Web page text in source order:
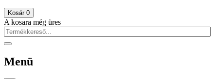
Kosár 0
A kosara még üres
Menü